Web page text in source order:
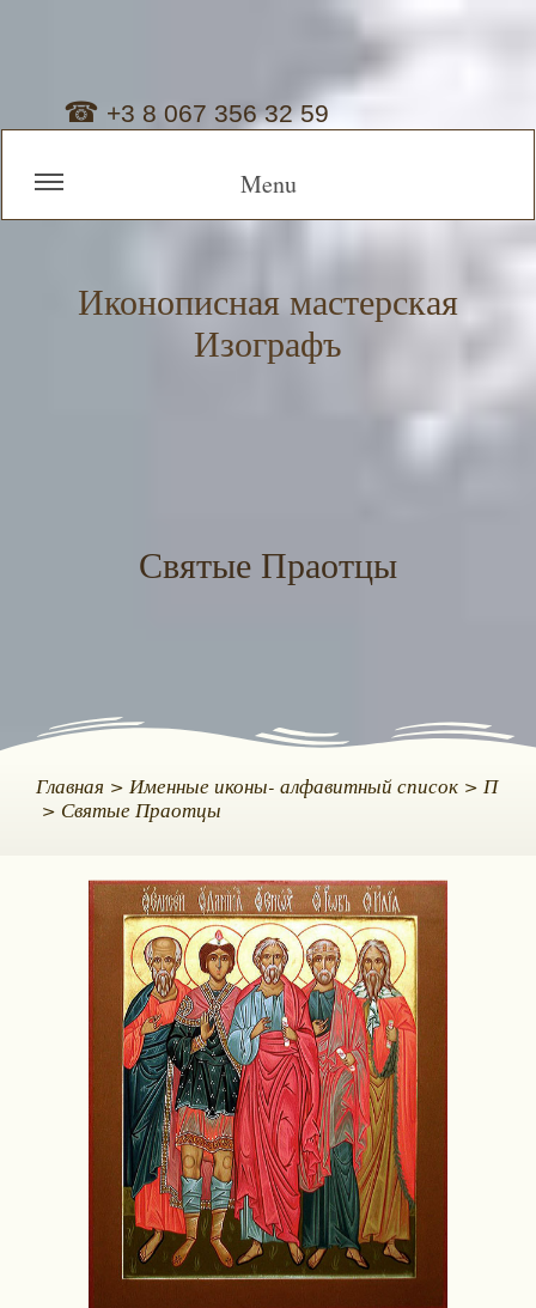
☎ +3 8 067 356 32 59
Menu
Иконописная мастерская
Изографъ
Святые Праотцы
Главная Именные иконы- алфавитный список
П
Святые Праотцы